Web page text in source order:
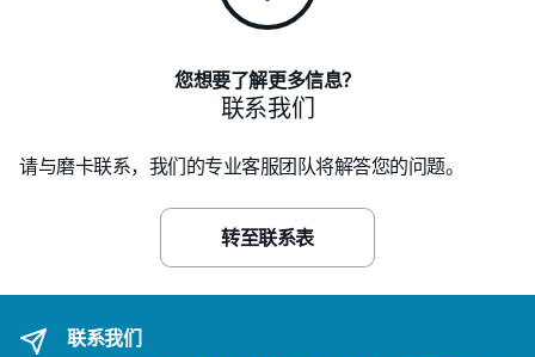
您想要了解更多信息？
联系我们
请与磨卡联系，我们的专业客服团队将解答您的问题。
转至联系表
联系我们